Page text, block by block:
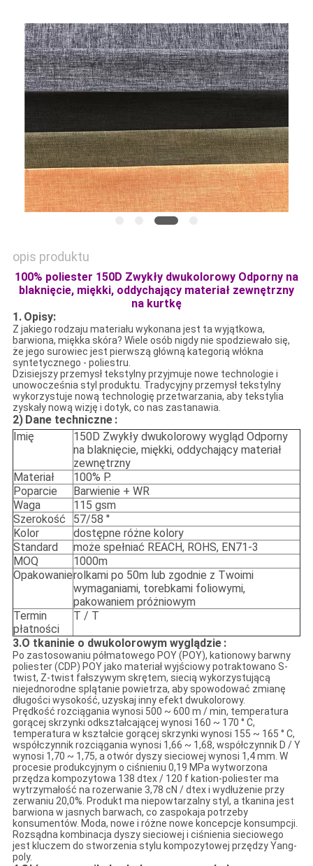
POLICY
opis produktu
100% poliester 150D Zwykły dwukolorowy Odporny na
blaknięcie, miękki, oddychający materiał zewnętrzny
na kurtkę
1. Opisy:
Z jakiego rodzaju materiału wykonana jest ta wyjątkowa,
barwiona, miękka skóra? Wiele osób nigdy nie spodziewało się,
że jego surowiec jest pierwszą główną kategorią włókna
syntetycznego - poliestru.
Dzisiejszy przemysł tekstylny przyjmuje nowe technologie i
unowocześnia styl produktu. Tradycyjny przemysł tekstylny
wykorzystuje nową technologię przetwarzania, aby tekstylia
zyskały nową wizję i dotyk, co nas zastanawia.
2) Dane techniczne :
Imię
150D Zwykły dwukolorowy wygląd Odporny
na blaknięcie, miękki, oddychający materiał
zewnętrzny
Materiał
100% P.
Poparcie
Barwienie + WR
Waga
115 gsm
Szerokość
57/58 ''
Kolor
dostępne różne kolory
Standard
może spełniać REACH, ROHS, EN71-3
MOQ
1000m
Opakowanierolkami po 50m lub zgodnie z Twoimi
wymaganiami, torebkami foliowymi,
pakowaniem próżniowym
Termin
płatności
T / T
3.O tkaninie o dwukolorowym wyglądzie :
Po zastosowaniu półmatowego POY (POY), kationowy barwny
poliester (CDP) POY jako materiał wyjściowy potraktowano S-
twist, Z-twist fałszywym skrętem, siecią wykorzystującą
niejednorodne splątanie powietrza, aby spowodować zmianę
długości wysokość, uzyskaj inny efekt dwukolorowy.
Prędkość rozciągania wynosi 500 ~ 600 m / min, temperatura
gorącej skrzynki odkształcającej wynosi 160 ~ 170 ° C,
temperatura w kształcie gorącej skrzynki wynosi 155 ~ 165 ° C,
współczynnik rozciągania wynosi 1,66 ~ 1,68, współczynnik D / Y
wynosi 1,70 ~ 1,75, a otwór dyszy sieciowej wynosi 1,4 mm. W
procesie produkcyjnym o ciśnieniu 0,19 MPa wytworzona
przędza kompozytowa 138 dtex / 120 f kation-poliester ma
wytrzymałość na rozerwanie 3,78 cN / dtex i wydłużenie przy
zerwaniu 20,0%. Produkt ma niepowtarzalny styl, a tkanina jest
barwiona w jasnych barwach, co zaspokaja potrzeby
konsumentów. Moda, nowe i różne nowe koncepcje konsumpcji.
Rozsądna kombinacja dyszy sieciowej i ciśnienia sieciowego
jest kluczem do stworzenia stylu kompozytowej przędzy Yang-
poly.